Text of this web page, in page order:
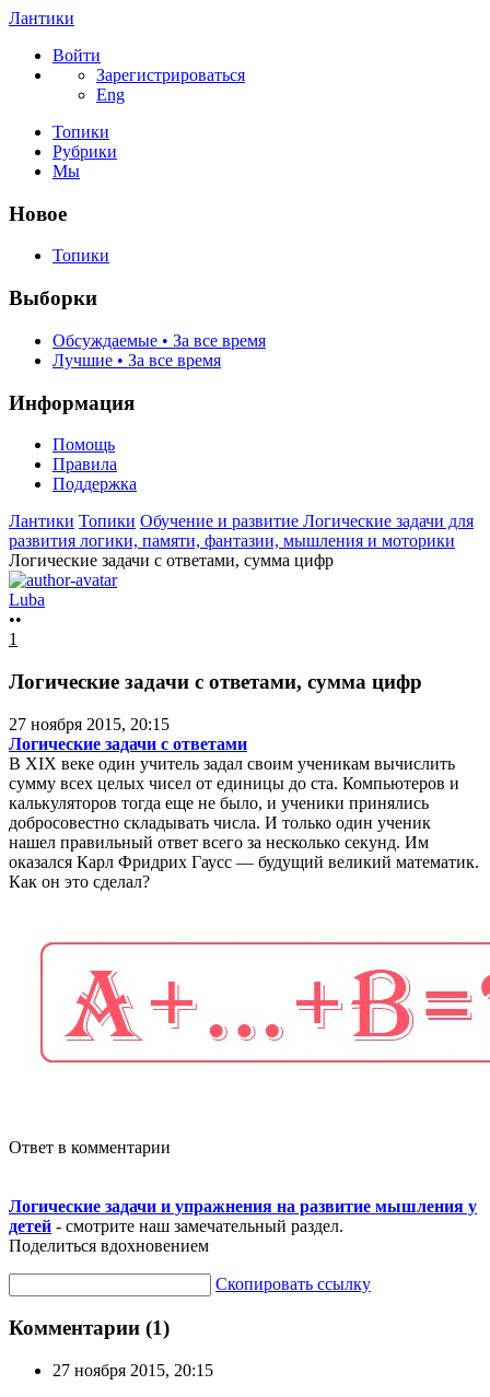
Лантики
Войти
Зарегистрироваться
Eng
Топики
Рубрики
Мы
Новое
Топики
Выборки
Обсуждаемые • За все время
Лучшие • За все время
Информация
Помощь
Правила
Поддержка
Лантики Топики Обучение и развитие Логические задачи для
развития логики, памяти, фантазии, мышления и моторики
Логические задачи с ответами, сумма цифр
Luba
••
1
Логические задачи с ответами, сумма цифр
27 ноября 2015, 20:15
Логические задачи с ответами
В XIX веке один учитель задал своим ученикам вычислить
сумму всех целых чисел от единицы до ста. Компьютеров и
калькуляторов тогда еще не было, и ученики принялись
добросовестно складывать числа. И только один ученик
нашел правильный ответ всего за несколько секунд. Им
оказался Карл Фридрих Гаусс — будущий великий математик.
Как он это сделал?
Ответ в комментарии
Логические задачи и упражнения на развитие мышления у
детей - смотрите наш замечательный раздел.
Поделиться вдохновением
Скопировать ссылку
Комментарии (1)
27 ноября 2015, 20:15